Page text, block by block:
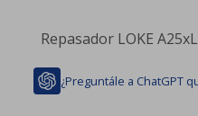
Repasador LOKE
¿Preguntále a ChatGPT